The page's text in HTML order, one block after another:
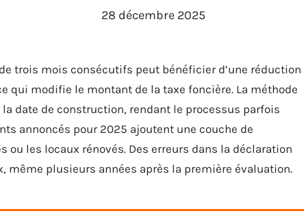
28 décembre 2025
trois mois consécutifs peut bénéficier d’une réduction
qui modifie le montant de la taxe foncière. La méthode
date de construction, rendant le processus parfois
annoncés pour 2025 ajoutent une couche de
les locaux rénovés. Des erreurs dans la déclaration
plusieurs années après la première évaluation.